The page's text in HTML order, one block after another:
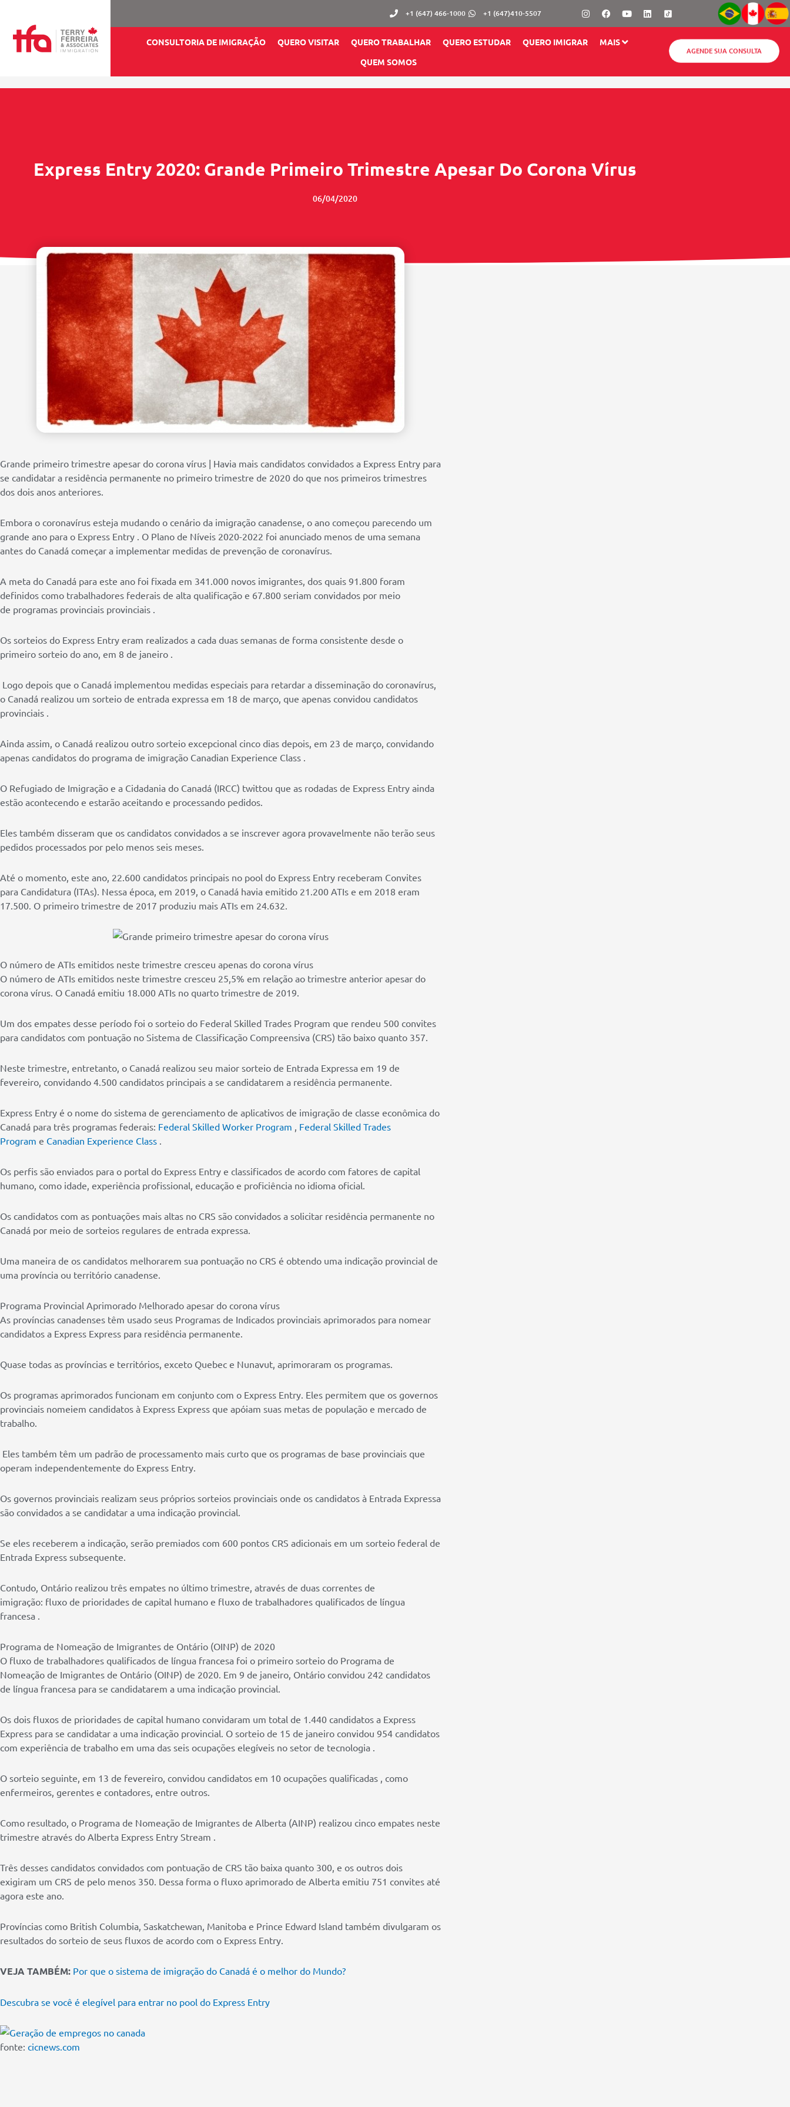
+1 (647) 466-1000 +1 (647)410-5507 InstagramFacebook
YoutubeLinkedin
CONSULTORIA DE IMIGRAÇÃO QUERO VISITAR QUERO TRABALHAR QUERO ESTUDAR QUERO IMIGRAR
MAIS
QUEM SOMOS
AGENDE SUA CONSULTA
Express Entry 2020: Grande Primeiro Trimestre Apesar Do Corona Vírus
06/04/2020
Grande primeiro trimestre apesar do corona vírus | Havia mais candidatos convidados a Express Entry para
se candidatar a residência permanente no primeiro trimestre de 2020 do que nos primeiros trimestres
dos dois anos anteriores.
Embora o coronavírus esteja mudando o cenário da imigração canadense, o ano começou parecendo um
grande ano para o Express Entry . O Plano de Níveis 2020-2022 foi anunciado menos de uma semana
antes do Canadá começar a implementar medidas de prevenção de coronavírus.
A meta do Canadá para este ano foi fixada em 341.000 novos imigrantes, dos quais 91.800 foram
definidos como trabalhadores federais de alta qualificação e 67.800 seriam convidados por meio
de programas provinciais provinciais .
Os sorteios do Express Entry eram realizados a cada duas semanas de forma consistente desde o
primeiro sorteio do ano, em 8 de janeiro .
Logo depois que o Canadá implementou medidas especiais para retardar a disseminação do coronavírus,
o Canadá realizou um sorteio de entrada expressa em 18 de março, que apenas convidou candidatos
provinciais .
Ainda assim, o Canadá realizou outro sorteio excepcional cinco dias depois, em 23 de março, convidando
apenas candidatos do programa de imigração Canadian Experience Class .
O Refugiado de Imigração e a Cidadania do Canadá (IRCC) twittou que as rodadas de Express Entry ainda
estão acontecendo e estarão aceitando e processando pedidos.
Eles também disseram que os candidatos convidados a se inscrever agora provavelmente não terão seus
pedidos processados ​​por pelo menos seis meses.
Até o momento, este ano, 22.600 candidatos principais no pool do Express Entry receberam Convites
para Candidatura (ITAs). Nessa época, em 2019, o Canadá havia emitido 21.200 ATIs e em 2018 eram
17.500. O primeiro trimestre de 2017 produziu mais ATIs em 24.632.
O número de ATIs emitidos neste trimestre cresceu apenas do corona vírus
O número de ATIs emitidos neste trimestre cresceu 25,5% em relação ao trimestre anterior apesar do
corona vírus. O Canadá emitiu 18.000 ATIs no quarto trimestre de 2019.
Um dos empates desse período foi o sorteio do Federal Skilled Trades Program que rendeu 500 convites
para candidatos com pontuação no Sistema de Classificação Compreensiva (CRS) tão baixo quanto 357.
Neste trimestre, entretanto, o Canadá realizou seu maior sorteio de Entrada Expressa em 19 de
fevereiro, convidando 4.500 candidatos principais a se candidatarem a residência permanente.
Express Entry é o nome do sistema de gerenciamento de aplicativos de imigração de classe econômica do
Canadá para três programas federais: Federal Skilled Worker Program , Federal Skilled Trades
Program e Canadian Experience Class .
Os perfis são enviados para o portal do Express Entry e classificados de acordo com fatores de capital
humano, como idade, experiência profissional, educação e proficiência no idioma oficial.
Os candidatos com as pontuações mais altas no CRS são convidados a solicitar residência permanente no
Canadá por meio de sorteios regulares de entrada expressa.
Uma maneira de os candidatos melhorarem sua pontuação no CRS é obtendo uma indicação provincial de
uma província ou território canadense.
Programa Provincial Aprimorado Melhorado apesar do corona vírus
As províncias canadenses têm usado seus Programas de Indicados provinciais aprimorados para nomear
candidatos a Express Express para residência permanente.
Quase todas as províncias e territórios, exceto Quebec e Nunavut, aprimoraram os programas.
Os programas aprimorados funcionam em conjunto com o Express Entry. Eles permitem que os governos
provinciais nomeiem candidatos à Express Express que apóiam suas metas de população e mercado de
trabalho.
Eles também têm um padrão de processamento mais curto que os programas de base provinciais que
operam independentemente do Express Entry.
Os governos provinciais realizam seus próprios sorteios provinciais onde os candidatos à Entrada Expressa
são convidados a se candidatar a uma indicação provincial.
Se eles receberem a indicação, serão premiados com 600 pontos CRS adicionais em um sorteio federal de
Entrada Express subsequente.
Contudo, Ontário realizou três empates no último trimestre, através de duas correntes de
imigração: fluxo de prioridades de capital humano e fluxo de trabalhadores qualificados de língua
francesa .
Programa de Nomeação de Imigrantes de Ontário (OINP) de 2020
O fluxo de trabalhadores qualificados de língua francesa foi o primeiro sorteio do Programa de
Nomeação de Imigrantes de Ontário (OINP) de 2020. Em 9 de janeiro, Ontário convidou 242 candidatos
de língua francesa para se candidatarem a uma indicação provincial.
Os dois fluxos de prioridades de capital humano convidaram um total de 1.440 candidatos a Express
Express para se candidatar a uma indicação provincial. O sorteio de 15 de janeiro convidou 954 candidatos
com experiência de trabalho em uma das seis ocupações elegíveis no setor de tecnologia .
O sorteio seguinte, em 13 de fevereiro, convidou candidatos em 10 ocupações qualificadas , como
enfermeiros, gerentes e contadores, entre outros.
Como resultado, o Programa de Nomeação de Imigrantes de Alberta (AINP) realizou cinco empates neste
trimestre através do Alberta Express Entry Stream .
Três desses candidatos convidados com pontuação de CRS tão baixa quanto 300, e os outros dois
exigiram um CRS de pelo menos 350. Dessa forma o fluxo aprimorado de Alberta emitiu 751 convites até
agora este ano.
Províncias como British Columbia, Saskatchewan, Manitoba e Prince Edward Island também divulgaram os
resultados do sorteio de seus fluxos de acordo com o Express Entry.
VEJA TAMBÉM: Por que o sistema de imigração do Canadá é o melhor do Mundo?
Descubra se você é elegível para entrar no pool do Express Entry
fonte: cicnews.com